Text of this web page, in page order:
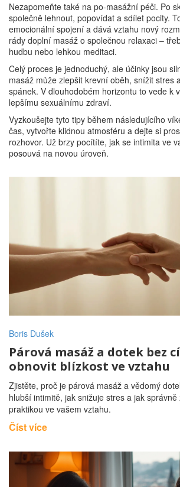
Nezapomeňte také na po-masážní péči. Po
společně lehnout, popovídat a sdílet pocity.
emocionální spojení a dává vztahu nový
rády doplní masáž o společnou relaxaci –
hudbu nebo lehkou meditaci.
Celý proces je jednoduchý, ale účinky jsou
masáž může zlepšit krevní oběh, snížit stres
spánek. V dlouhodobém horizontu to vede k
lepšímu sexuálnímu zdraví.
Vyzkoušejte tyto tipy během následujícího
čas, vytvořte klidnou atmosféru a dejte si
rozhovor. Už brzy pocítíte, jak se intimita ve
posouvá na novou úroveň.
Boris Dušek
Párová masáž a dotek bez
obnovit blízkost ve vztahu
Zjistěte, proč je párová masáž a vědomý
hlubší intimitě, jak snižuje stres a jak
praktikou ve vašem vztahu.
Číst více